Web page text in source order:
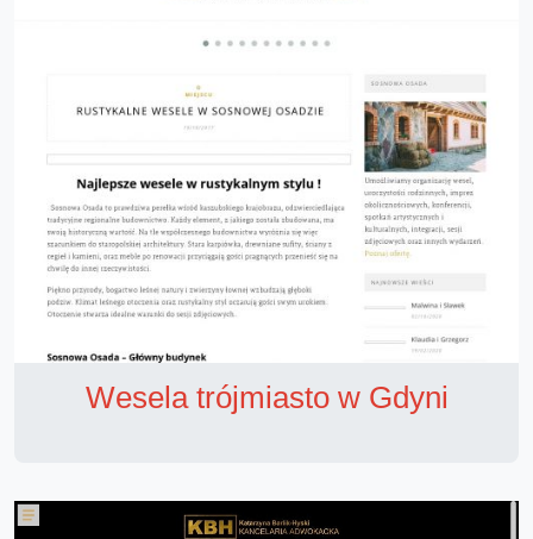
Wesela trójmiasto w Gdyni